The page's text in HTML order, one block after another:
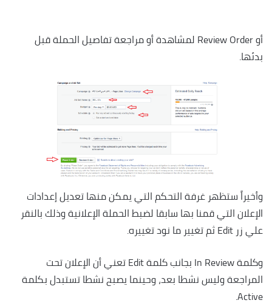
أو Review Order لمشاهدة أو مراجعة تفاصيل الحملة قبل
بدئها.
وأخيراً ستظهر غرفة التحكم التي يمكن منها تعديل إعدادات
الإعلان التي قمنا بها سابقا لضبط الحملة الإعلانية وذلك بالنقر
علي زر Edit ثم تغيير ما نود تغييره.
وكلمة In Review بجانب كلمة Edit تعني أن الإعلان تحت
المراجعة وليس نشطا بعد، وحينما يصبح نشطا تستبدل بكلمة
Active.